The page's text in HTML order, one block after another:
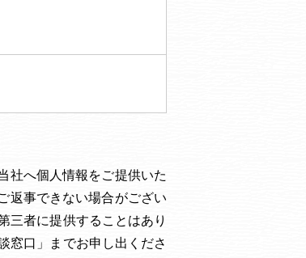
社へ個人情報をご提供いた
返事できない場合がござい
三者に提供することはあり
窓口」までお申し出くださ